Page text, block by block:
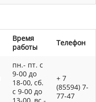
Время
работы
Телефон
пн.- пт. с
9-00 до
18-00, сб.
с 9-00 до
+ 7
(85594) 7-
77-47